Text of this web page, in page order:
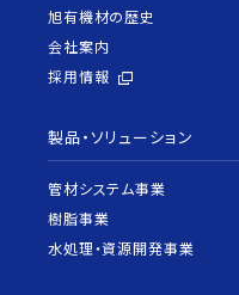
旭有機材の歴史
会社案内
採用情報
製品・ソリューション
管材システム事業
樹脂事業
水処理・資源開発事業